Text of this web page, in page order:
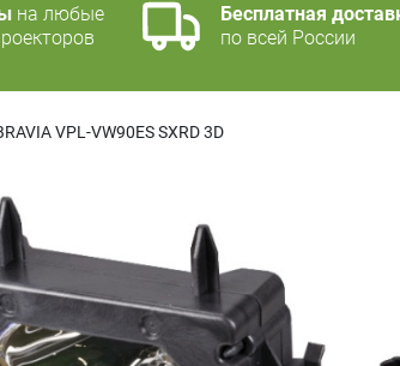
на любые
Бесплатная
по всей России
VPL-VW90ES SXRD 3D